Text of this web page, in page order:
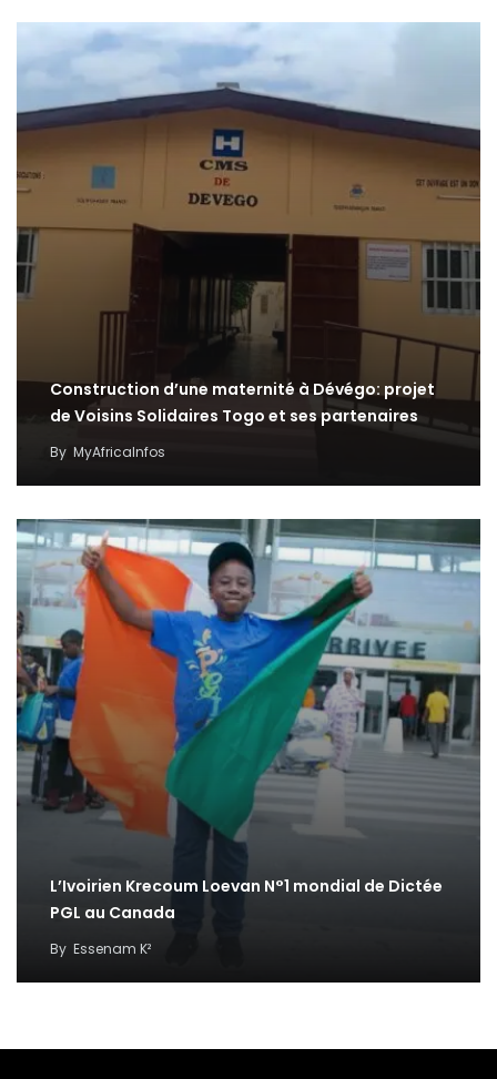
Construction d’une maternité à Dévégo: projet
de Voisins Solidaires Togo et ses partenaires
By MyAfricaInfos
L’Ivoirien Krecoum Loevan N°1 mondial de Dictée
PGL au Canada
By Essenam K²